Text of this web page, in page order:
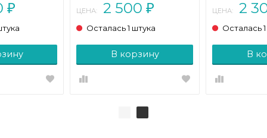
₽ ЦЕНА: 2 500 ₽
Осталась 1 штука
В корзину
ЦЕНА: 2
Осталась
В